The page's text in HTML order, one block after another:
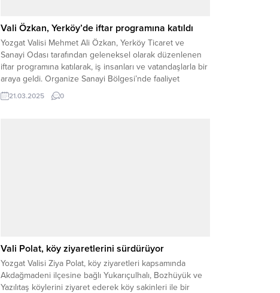
Vali Özkan, Yerköy’de iftar programına katıldı
Yozgat Valisi Mehmet Ali Özkan, Yerköy Ticaret ve
Sanayi Odası tarafından geleneksel olarak düzenlenen
iftar programına katılarak, iş insanları ve vatandaşlarla bir
araya geldi. Organize Sanayi Bölgesi’nde faaliyet
gösteren iş insanlarının da yer aldığı iftar programında
konuşan Vali Özkan, Ramazan-ı Şeriflerini tebrik ederek
21.03.2025 0
Vali Polat, köy ziyaretlerini sürdürüyor
Yozgat Valisi Ziya Polat, köy ziyaretleri kapsamında
Akdağmadeni ilçesine bağlı Yukarıçulhalı, Bozhüyük ve
Yazılıtaş köylerini ziyaret ederek köy sakinleri ile bir